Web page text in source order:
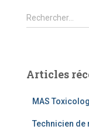
R
e
r
Rechercher…
Articles
MAS
Technicien de